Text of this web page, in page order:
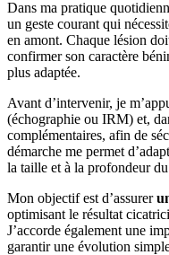
Dans ma pratique
un geste courant qui
en amont. Chaque lésion
confirmer son caractère
plus adaptée.
Avant d’intervenir, je
(échographie ou IRM) et,
complémentaires, afin de
démarche me permet
la taille et à la profondeur
Mon objectif est d’assurer
optimisant le résultat
J’accorde également une
garantir une évolution